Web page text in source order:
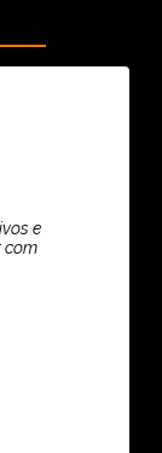
e
com